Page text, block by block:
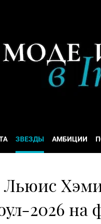
ЗВЕЗДЫ АМБИЦИИ
2026 на